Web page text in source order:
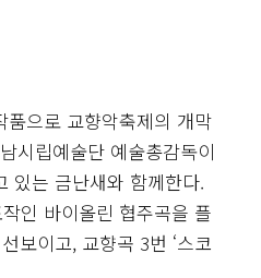
으로 교향악축제의 개막
시립예술단 예술총감독이
있는 금난새와 함께한다.
인 바이올린 협주곡을 플
보이고, 교향곡 3번 ‘스코